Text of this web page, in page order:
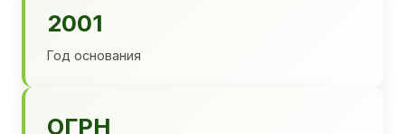
2001
Год основания
ОГРН